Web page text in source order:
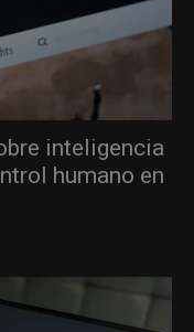
inteligencia
humano en